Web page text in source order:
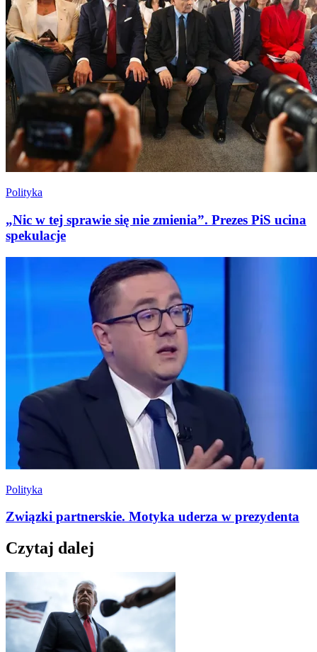
Polityka
„Nic w tej sprawie się nie zmienia”. Prezes PiS ucina
spekulacje
Polityka
Związki partnerskie. Motyka uderza w prezydenta
Czytaj dalej